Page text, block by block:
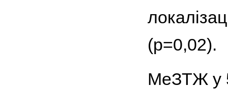
(р=0,02).
МеЗТЖ у